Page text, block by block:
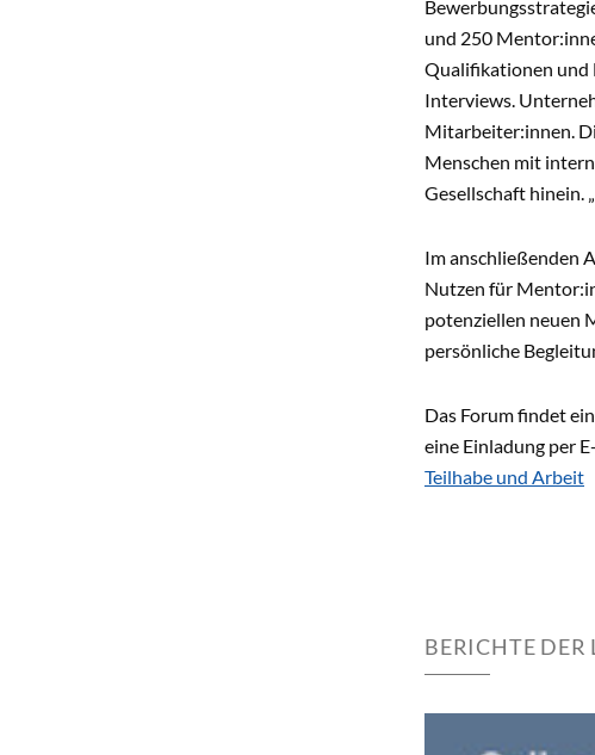
und 250
Qualifikationen und
Interviews.
Mitarbeiter:innen.
Menschen mit
Gesellschaft hinein.
Im anschließenden
Nutzen für
potenziellen neuen
persönliche
Das Forum findet
eine Einladung per
Teilhabe und Arbeit
BERICHTE DER